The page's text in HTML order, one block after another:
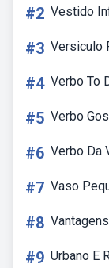
#2 Vestido
#3 Versiculo
#4 Verbo To
#5 Verbo
#6 Verbo Da
#7 Vaso
#8
#9 Urbano E